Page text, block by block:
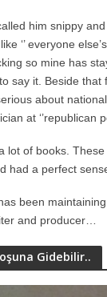
him snippy
‘’ everyone
so mine has
say it. Beside that
about
at ‘’republican
lot of books.
had a perfect
been
and producer…
Gidebilir..